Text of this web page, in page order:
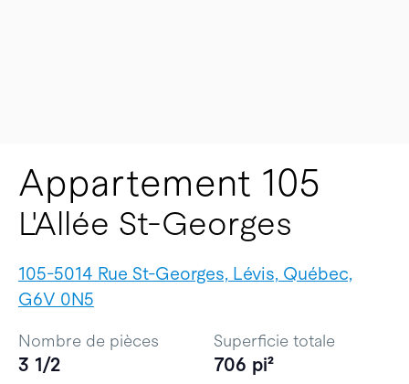
Appartement 105
L'Allée St-Georges
105-5014 Rue St-Georges, Lévis, Québec,
G6V 0N5
Nombre de pièces
3 1/2
Superficie totale
706 pi²